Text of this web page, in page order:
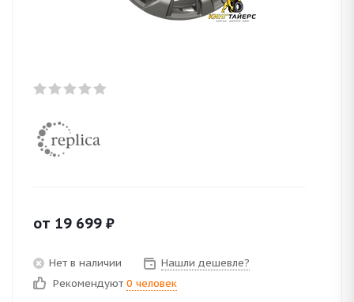
от 19 699 ₽
Нет в наличии
Нашли дешевле?
Рекомендуют 0 человек